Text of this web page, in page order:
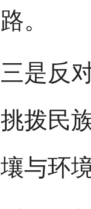
。
反对
拨民
与环